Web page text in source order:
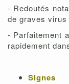
- Redoutés
de graves virus
- Parfaitement
rapidement
Signes